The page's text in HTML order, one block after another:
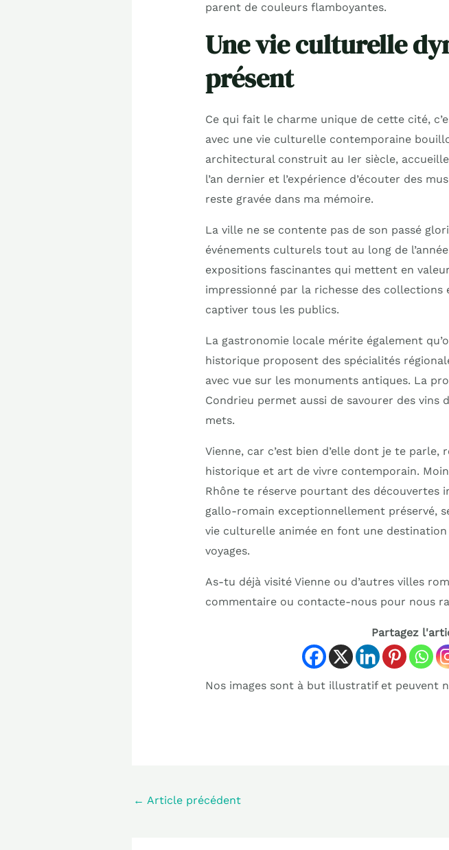
parent de couleurs flamboyantes.
Une vie culturelle
présent
Ce qui fait le charme unique de cette cité,
avec une vie culturelle contemporaine
architectural construit au Ier siècle,
l’an dernier et l’expérience d’écouter des
reste gravée dans ma mémoire.
La ville ne se contente pas de son passé
événements culturels tout au long de
expositions fascinantes qui mettent en
impressionné par la richesse des
captiver tous les publics.
La gastronomie locale mérite également
historique proposent des spécialités
avec vue sur les monuments antiques. La
Condrieu permet aussi de savourer des vins
mets.
Vienne, car c’est bien d’elle dont je te
historique et art de vivre contemporain.
Rhône te réserve pourtant des découvertes
gallo-romain exceptionnellement préservé,
vie culturelle animée en font une
voyages.
As-tu déjà visité Vienne ou d’autres villes
commentaire ou contacte-nous pour nous
Partagez
Nos images sont à but illustratif et peuvent
← Article précédent